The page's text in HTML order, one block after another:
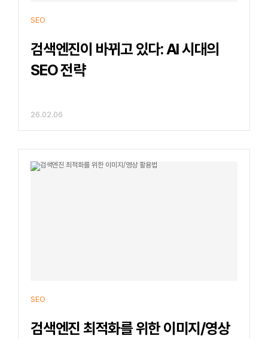
SEO
검색엔진이 바뀌고 있다: AI 시대의
SEO 전략
26.02.06
SEO
검색엔진 최적화를 위한 이미지/영상